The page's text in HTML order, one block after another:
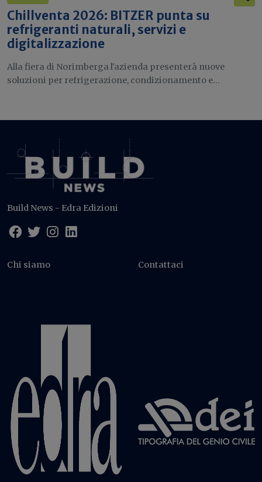
Chillventa 2026: BITZER punta su
refrigeranti naturali, servizi e
digitalizzazione
Alla fiera di Norimberga l'azienda presenterà nuove
soluzioni per refrigerazione, condizionamento e...
Build News - Edra Edizioni
Chi siamo Contattaci